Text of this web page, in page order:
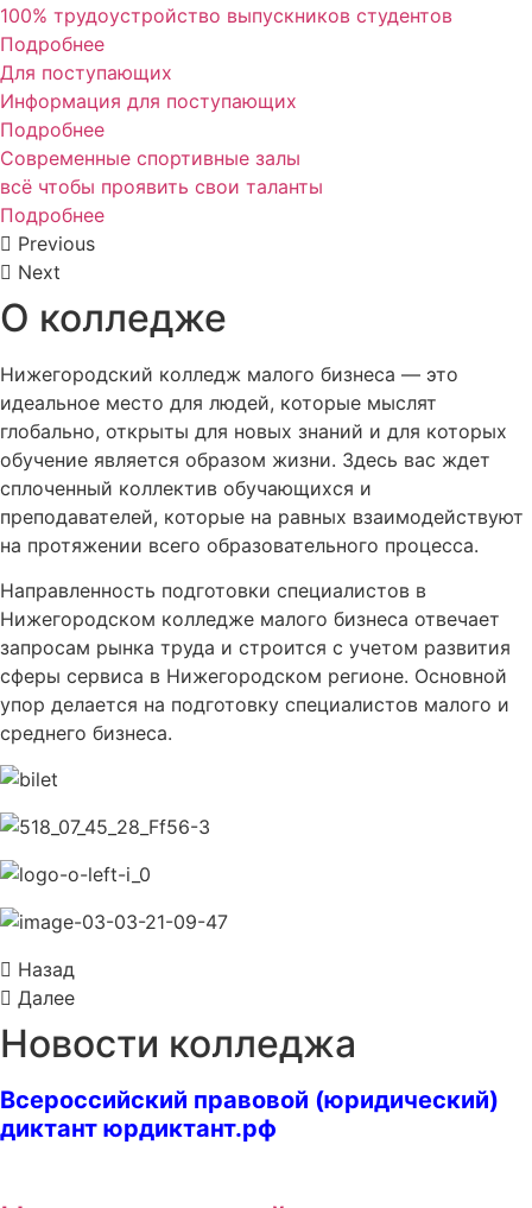
100% трудоустройство выпускников студентов
Подробнее
Для поступающих
Информация для поступающих
Подробнее
Современные спортивные залы
всё чтобы проявить свои таланты
Подробнее
Previous
Next
О колледже
Нижегородский колледж малого бизнеса — это
идеальное место для людей, которые мыслят
глобально, открыты для новых знаний и для которых
обучение является образом жизни. Здесь вас ждет
сплоченный коллектив обучающихся и
преподавателей, которые на равных взаимодействуют
на протяжении всего образовательного процесса.
Направленность подготовки специалистов в
Нижегородском колледже малого бизнеса отвечает
запросам рынка труда и строится с учетом развития
сферы сервиса в Нижегородском регионе. Основной
упор делается на подготовку специалистов малого и
среднего бизнеса.
Назад
Далее
Новости колледжа
Всероссийский правовой (юридический)
диктант юрдиктант.рф